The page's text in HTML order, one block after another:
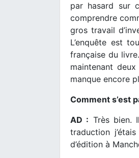
par hasard sur
comprendre
gros travail
L’enquête est
française du
maintenant
manque encore
Comment s’est
AD : Très bien.
traduction
d’édition à